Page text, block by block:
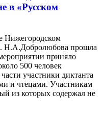
в «Русском
Нижегородском
Н.А.Добролюбова прошла
приняло
500 человек
участники диктанта
и чтецами. Участникам
из которых содержал не